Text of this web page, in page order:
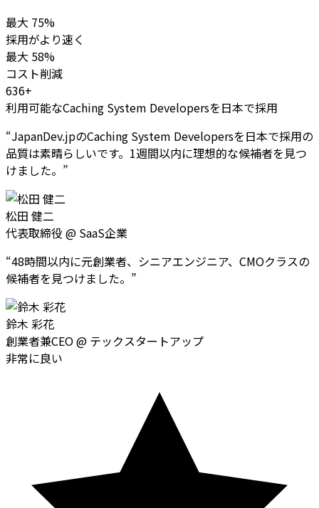
最大 75%
採用がより速く
最大 58%
コスト削減
636+
利用可能なCaching System Developersを日本で採用
“JapanDev.jpのCaching System Developersを日本で採用の
品質は素晴らしいです。1週間以内に理想的な候補者を見つ
けました。 ”
松田 健二
代表取締役 @ SaaS企業
“48時間以内に元創業者、シニアエンジニア、CMOクラスの
候補者を見つけました。 ”
鈴木 彩花
創業者兼CEO@ テックスタートアップ
非常に良い